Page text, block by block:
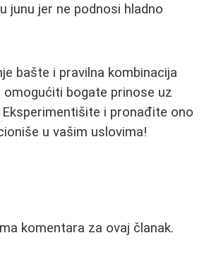
junu jer ne podnosi hladno
bašte i pravilna kombinacija
omogućiti bogate prinose uz
Eksperimentišite i pronađite ono
u vašim uslovima!
komentara za ovaj članak.